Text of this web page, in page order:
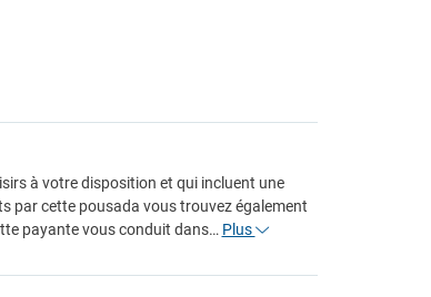
à votre disposition et qui incluent une
par cette pousada vous trouvez également
payante vous conduit dans… Plus